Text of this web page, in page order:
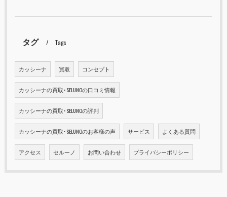
タグ Tags
カッシーナ 買取 コンセプト
カッシーナの買取･SELUNOの口コミ情報
カッシーナの買取･SELUNOの評判
カッシーナの買取･SELUNOのお客様の声 サービス よくある質問
アクセス セルーノ お問い合わせ プライバシーポリシー